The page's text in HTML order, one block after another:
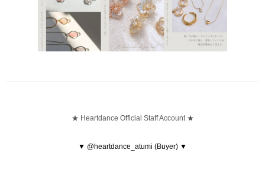
★ Heartdance Official Staff Account ★
▼ @heartdance_atumi (Buyer) ▼